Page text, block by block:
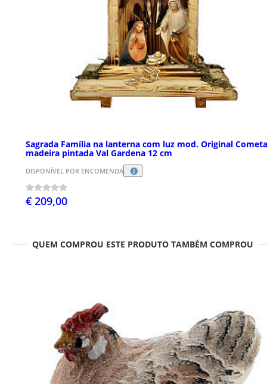
Sagrada Família na lanterna com luz mod. Original Cometa
madeira pintada Val Gardena 12 cm
DISPONÍVEL POR ENCOMENDA
€ 209,00
QUEM COMPROU ESTE PRODUTO TAMBÉM COMPROU